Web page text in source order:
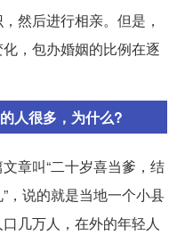
然后进行相亲。但是，
，包办婚姻的比例在逐
人很多，为什么?
章叫“二十岁喜当爹，结
，说的就是当地一个小县
几万人，在外的年轻人